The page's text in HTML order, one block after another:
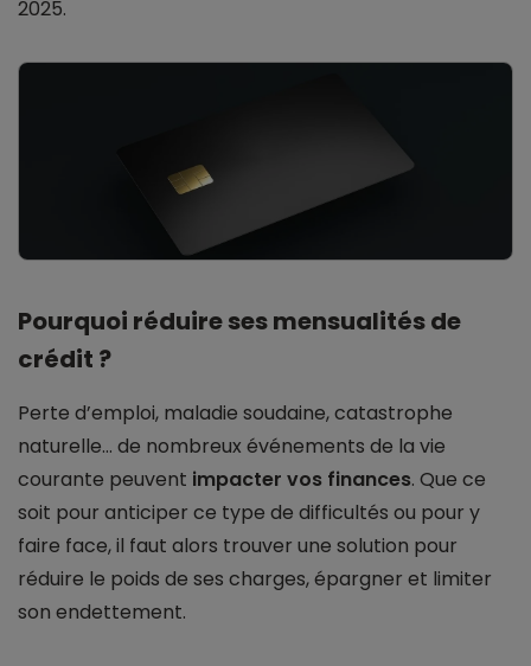
2025.
Pourquoi réduire ses mensualités de
crédit ?
Perte d’emploi, maladie soudaine, catastrophe
naturelle… de nombreux événements de la vie
courante peuvent impacter vos finances. Que ce
soit pour anticiper ce type de difficultés ou pour y
faire face, il faut alors trouver une solution pour
réduire le poids de ses charges, épargner et limiter
son endettement.